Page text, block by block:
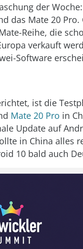
der
das Mate 20
Reihe, die
verkauft
Software
ist die
Mate 20 Pro in
Update auf
in China alles
10 bald auch